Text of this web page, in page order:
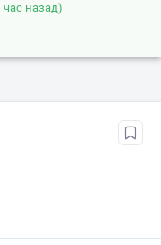
назад)